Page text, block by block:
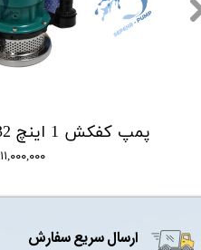
۱۱,۰۰۰,۰۰۰ تومان
ارسال سریع سفارش